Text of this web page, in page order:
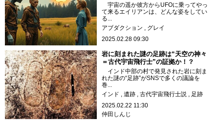
宇宙の遥か彼方からUFOに乗ってやっ
て来るエイリアンは、どんな姿をしてい
る...
アブダクション
グレイ
2025.02.28 09:30
岩に刻まれた謎の足跡は“天空の神々
＝古代宇宙飛行士”の証拠か！？
インド中部の村で発見された岩に刻ま
れた謎の“足跡”がSNSで多くの議論を
巻...
インド
遺跡 古代宇宙飛行士説
足跡
2025.02.22 11:30
仲田しんじ